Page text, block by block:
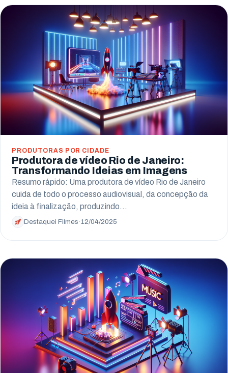
PRODUTORAS POR CIDADE
Produtora de vídeo Rio de Janeiro:
Transformando Ideias em Imagens
Resumo rápido: Uma produtora de vídeo Rio de Janeiro
cuida de todo o processo audiovisual, da concepção da
ideia à finalização, produzindo…
Destaquei Filmes ·12/04/2025